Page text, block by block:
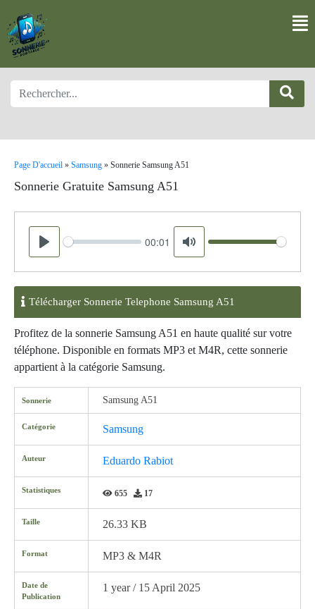
Page D'accueil » Samsung » Sonnerie Samsung A51
Sonnerie Gratuite Samsung A51
Play
Seek 00:01
Mute
Volume
Télécharger Sonnerie Telephone Samsung A51
Profitez de la sonnerie Samsung A51 en haute qualité sur votre
téléphone. Disponible en formats MP3 et M4R, cette sonnerie
appartient à la catégorie Samsung.
Sonnerie Samsung A51
Catégorie Samsung
Auteur Eduardo Rabiot
Statistiques 655 17
Taille 26.33 KB
Format MP3 & M4R
Date de
Publication
1 year / 15 April 2025